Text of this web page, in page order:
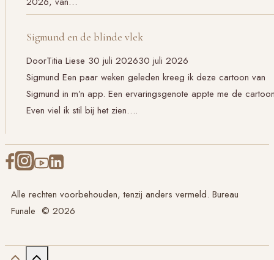
Sigmund en de blinde vlek
DoorTitia Liese 30 juli 202630 juli 2026
Sigmund Een paar weken geleden kreeg ik deze cartoon van
Sigmund in m’n app. Een ervaringsgenote appte me de
Even viel ik stil bij het zien….
Alle rechten voorbehouden, tenzij anders vermeld. Bureau
Funale © 2026